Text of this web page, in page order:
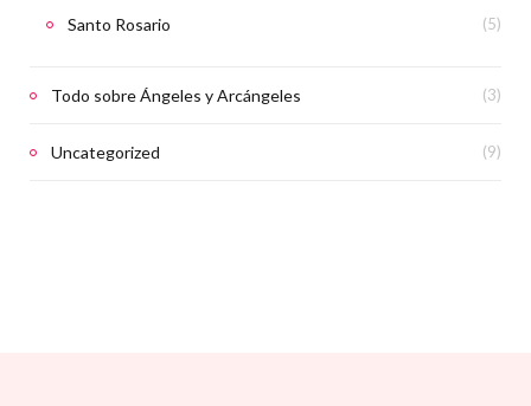
Santo Rosario (5)
Todo sobre Ángeles y Arcángeles (3)
Uncategorized (9)